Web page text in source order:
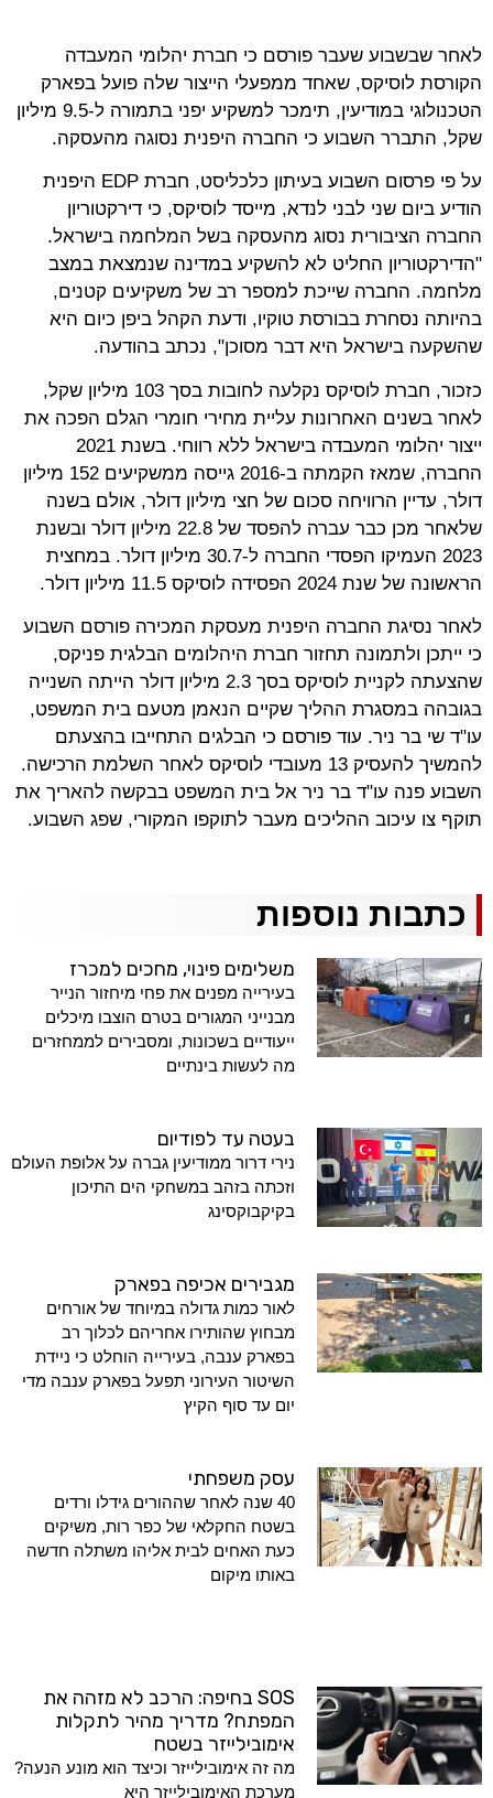
לאחר שבשבוע שעבר פורסם כי חברת יהלומי המעבדה
הקורסת לוסיקס, שאחד ממפעלי הייצור שלה פועל בפארק
הטכנולוגי במודיעין, תימכר למשקיע יפני בתמורה ל-9.5 מיליון
שקל, התברר השבוע כי החברה היפנית נסוגה מהעסקה.
על פי פרסום השבוע בעיתון כלכליסט, חברת EDP היפנית
הודיע ביום שני לבני לנדא, מייסד לוסיקס, כי דירקטוריון
החברה הציבורית נסוג מהעסקה בשל המלחמה בישראל.
"הדירקטוריון החליט לא להשקיע במדינה שנמצאת במצב
מלחמה. החברה שייכת למספר רב של משקיעים קטנים,
בהיותה נסחרת בבורסת טוקיו, ודעת הקהל ביפן כיום היא
שהשקעה בישראל היא דבר מסוכן", נכתב בהודעה.
כזכור, חברת לוסיקס נקלעה לחובות בסך 103 מיליון שקל,
לאחר בשנים האחרונות עליית מחירי חומרי הגלם הפכה את
ייצור יהלומי המעבדה בישראל ללא רווחי. בשנת 2021
החברה, שמאז הקמתה ב-2016 גייסה ממשקיעים 152 מיליון
דולר, עדיין הרוויחה סכום של חצי מיליון דולר, אולם בשנה
שלאחר מכן כבר עברה להפסד של 22.8 מיליון דולר ובשנת
2023 העמיקו הפסדי החברה ל-30.7 מיליון דולר. במחצית
הראשונה של שנת 2024 הפסידה לוסיקס 11.5 מיליון דולר.
לאחר נסיגת החברה היפנית מעסקת המכירה פורסם השבוע
כי ייתכן ולתמונה תחזור חברת היהלומים הבלגית פניקס,
שהצעתה לקניית לוסיקס בסך 2.3 מיליון דולר הייתה השנייה
בגובהה במסגרת ההליך שקיים הנאמן מטעם בית המשפט,
עו"ד שי בר ניר. עוד פורסם כי הבלגים התחייבו בהצעתם
להמשיך להעסיק 13 מעובדי לוסיקס לאחר השלמת הרכישה.
השבוע פנה עו"ד בר ניר אל בית המשפט בבקשה להאריך את
תוקף צו עיכוב ההליכים מעבר לתוקפו המקורי, שפג השבוע.
כתבות נוספות
משלימים פינוי, מחכים למכרז
בעירייה מפנים את פחי מיחזור הנייר
מבנייני המגורים בטרם הוצבו מיכלים
ייעודיים בשכונות, ומסבירים לממחזרים
מה לעשות בינתיים
בעטה עד לפודיום
נירי דרור ממודיעין גברה על אלופת העולם
וזכתה בזהב במשחקי הים התיכון
בקיקבוקסינג
מגבירים אכיפה בפארק
לאור כמות גדולה במיוחד של אורחים
מבחוץ שהותירו אחריהם לכלוך רב
בפארק ענבה, בעירייה הוחלט כי ניידת
השיטור העירוני תפעל בפארק ענבה מדי
יום עד סוף הקיץ
עסק משפחתי
40 שנה לאחר שההורים גידלו ורדים
בשטח החקלאי של כפר רות, משיקים
כעת האחים לבית אליהו משתלה חדשה
באותו מיקום
SOS בחיפה: הרכב לא מזהה את
המפתח? מדריך מהיר לתקלות
אימובילייזר בשטח
מה זה אימובילייזר וכיצד הוא מונע הנעה?
מערכת האימובילייזר היא